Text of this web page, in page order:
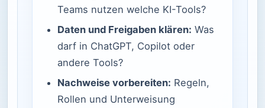
Teams nutzen welche KI-Tools?
Daten und Freigaben klären: Was
darf in ChatGPT, Copilot oder
andere Tools?
Nachweise vorbereiten: Regeln,
Rollen und Unterweisung